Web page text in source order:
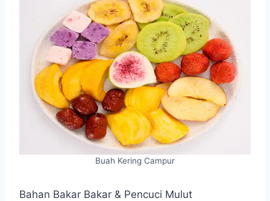
Buah Kering Campur
Bahan Bakar Bakar & Pencuci Mulut